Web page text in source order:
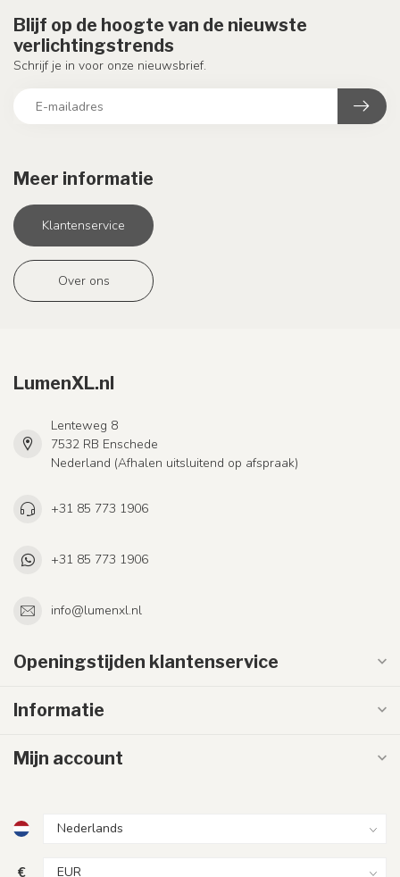
Meer informatie
Klantenservice
Over ons
Blijf op de hoogte van de nieuwste
verlichtingstrends
Schrijf je in voor onze nieuwsbrief.
LumenXL.nl
Lenteweg 8
7532 RB Enschede
Nederland (Afhalen uitsluitend op afspraak)
+31 85 773 1906
+31 85 773 1906
info@lumenxl.nl
Openingstijden klantenservice
Informatie
Mijn account
€